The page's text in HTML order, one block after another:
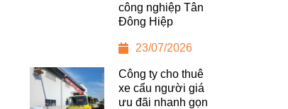
công nghiệp Tân
Đông Hiệp
23/07/2026
Công ty cho thuê
xe cẩu người giá
ưu đãi nhanh gọn